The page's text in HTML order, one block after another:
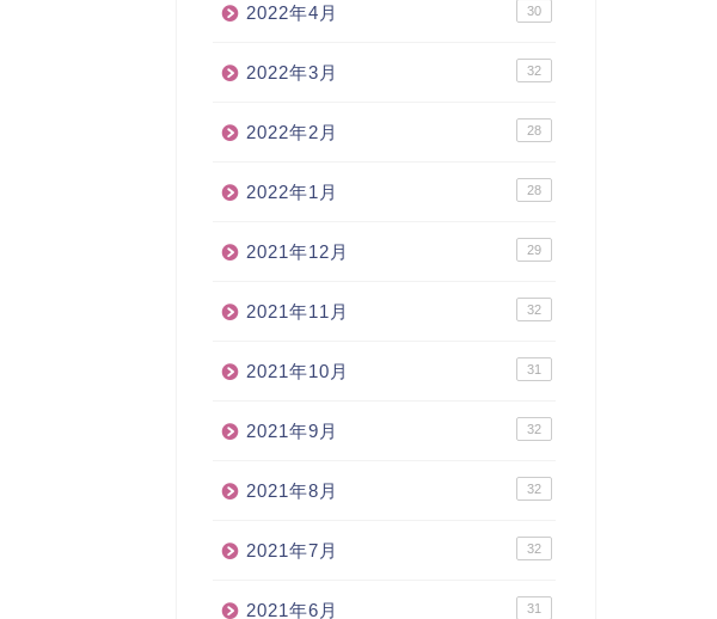
2022年4月 30
2022年3月 32
2022年2月 28
2022年1月 28
2021年12月 29
2021年11月 32
2021年10月 31
2021年9月 32
2021年8月 32
2021年7月 32
2021年6月 31